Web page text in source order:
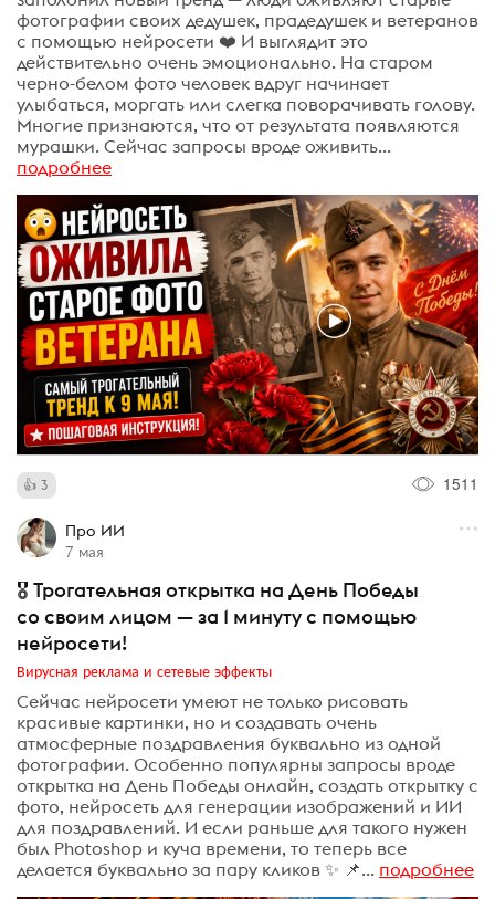
фотографии своих дедушек, прадедушек и ветеранов
с помощью нейросети ❤️ И выглядит это
действительно очень эмоционально. На старом
черно-белом фото человек вдруг начинает
улыбаться, моргать или слегка поворачивать голову.
Многие признаются, что от результата появляются
мурашки. Сейчас запросы вроде оживить...
подробнее
3 1511
Про ИИ
7 мая
🎖️ Трогательная открытка на День Победы
со своим лицом — за 1 минуту с помощью
нейросети!
Вирусная реклама и сетевые эффекты
Сейчас нейросети умеют не только рисовать
красивые картинки, но и создавать очень
атмосферные поздравления буквально из одной
фотографии. Особенно популярны запросы вроде
открытка на День Победы онлайн, создать открытку с
фото, нейросеть для генерации изображений и ИИ
для поздравлений. И если раньше для такого нужен
был Photoshop и куча времени, то теперь все
делается буквально за пару кликов ✨ 📌... подробнее